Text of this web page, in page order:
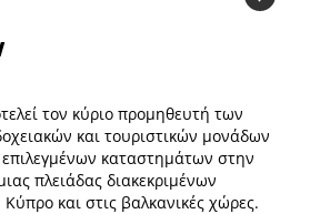
τον κύριο προμηθευτή των
και τουριστικών μονάδων
καταστημάτων στην
πλειάδας διακεκριμένων
και στις βαλκανικές χώρες.